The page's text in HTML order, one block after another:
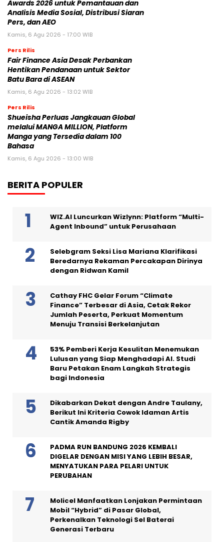
Awards 2026 untuk Pemantauan dan
Analisis Media Sosial, Distribusi Siaran
Pers, dan AEO
Kamis, 6 Agu 2026 - 17:00 WIB
Pers Rilis
Fair Finance Asia Desak Perbankan
Hentikan Pendanaan untuk Sektor
Batu Bara di ASEAN
Kamis, 6 Agu 2026 - 13:02 WIB
Pers Rilis
Shueisha Perluas Jangkauan Global
melalui MANGA MILLION, Platform
Manga yang Tersedia dalam 100
Bahasa
Kamis, 6 Agu 2026 - 13:00 WIB
BERITA POPULER
WIZ.AI Luncurkan Wizlynn: Platform “Multi-
Agent Inbound” untuk Perusahaan
Selebgram Seksi Lisa Mariana Klarifikasi
Beredarnya Rekaman Percakapan Dirinya
dengan Ridwan Kamil
Cathay FHC Gelar Forum “Climate
Finance” Terbesar di Asia, Cetak Rekor
Jumlah Peserta, Perkuat Momentum
Menuju Transisi Berkelanjutan
53% Pemberi Kerja Kesulitan Menemukan
Lulusan yang Siap Menghadapi AI. Studi
Baru Petakan Enam Langkah Strategis
bagi Indonesia
Dikabarkan Dekat dengan Andre Taulany,
Berikut Ini Kriteria Cowok Idaman Artis
Cantik Amanda Rigby
PADMA RUN BANDUNG 2026 KEMBALI
DIGELAR DENGAN MISI YANG LEBIH BESAR,
MENYATUKAN PARA PELARI UNTUK
PERUBAHAN
Molicel Manfaatkan Lonjakan Permintaan
Mobil “Hybrid” di Pasar Global,
Perkenalkan Teknologi Sel Baterai
Generasi Terbaru